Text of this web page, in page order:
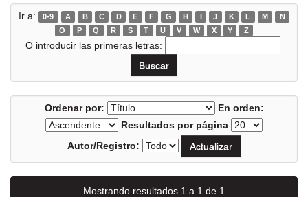
Ir a: 0-9 A B C D E F G H I J K L M
N
O
P Q R S T U V W X Y Z
O introducir las primeras letras:
Ordenar por:
En orden:
Resultados por página
Autor/Registro:
Mostrando resultados 1 a 1 de 1